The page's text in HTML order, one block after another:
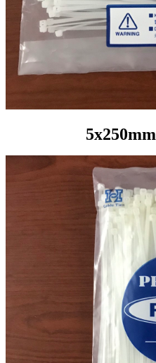
5x250mm